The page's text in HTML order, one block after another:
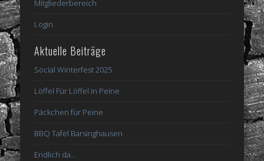
Mitgliederbereich
Login
Aktuelle Beiträge
Social Winterfest 2025
Löffel Für Löffel in Peine
Päckchen für Peine
BBQ Tafel Barsinghausen
Endlich da…